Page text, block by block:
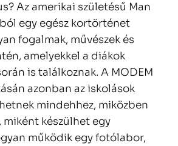
Az amerikai születésű Man
egy egész kortörténet
fogalmak, művészek és
amelyekkel a diákok
is találkoznak. A MODEM
azonban az iskolások
mindehhez, miközben
készülhet egy
működik egy fotólabor,